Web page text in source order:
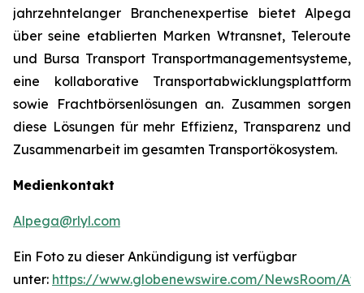
jahrzehntelanger Branchenexpertise bietet Alpega
über seine etablierten Marken Wtransnet, Teleroute
und Bursa Transport Transportmanagementsysteme,
eine kollaborative Transportabwicklungsplattform
sowie Frachtbörsenlösungen an. Zusammen sorgen
diese Lösungen für mehr Effizienz, Transparenz und
Zusammenarbeit im gesamten Transportökosystem.
Medienkontakt
Alpega@rlyl.com
Ein Foto zu dieser Ankündigung ist verfügbar
unter: https://www.globenewswire.com/NewsRoom/